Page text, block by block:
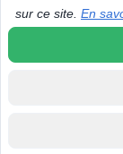
sur ce site. En
Appareil photo
©